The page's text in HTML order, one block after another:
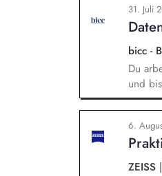
31. Juli
bicc -
Du
und
Rolle
und
und
6.
ZEISS |